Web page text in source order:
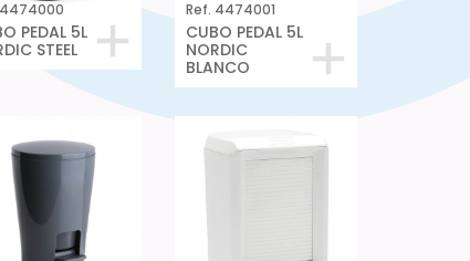
PEDAL 5L
STEEL
Ref. 4474001
CUBO PEDAL 5L
NORDIC
BLANCO